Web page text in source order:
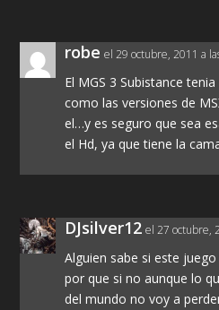
robe el 29 octubre, 2011 a
El MGS 3 Subistance
como las versiones de
el…y es seguro que sea
el Hd, ya que tiene la
DJsilver12 el 27 octubre,
Alguien sabe si este
por que si no aunque lo
del mundo no voy a